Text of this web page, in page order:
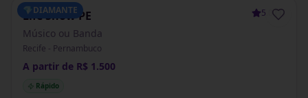
💎DIAMANTE
Life Show PE 5.0(1)
Músico ou Banda
Recife - Pernambuco
A partir de R$ 1.500
Rápido